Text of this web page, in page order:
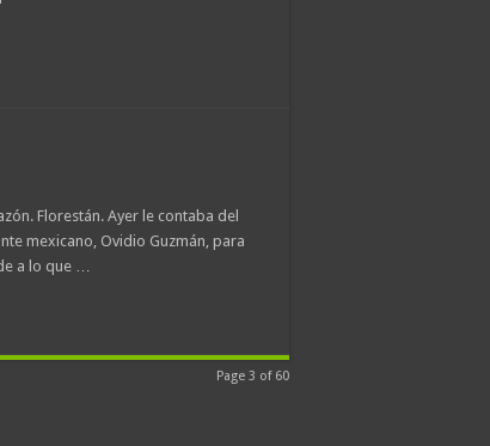
Florestán. Ayer le contaba del
mexicano, Ovidio Guzmán, para
a lo que …
Page 3 of 60